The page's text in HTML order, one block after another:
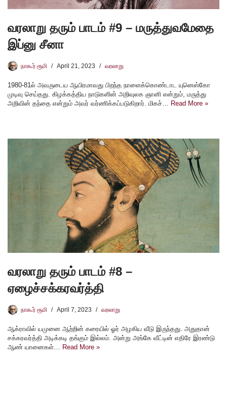
வரலாறு தரும் பாடம் #9 – மருத்துவமேதை
இப்னு சீனா
நாகூர் ரூமி April 21, 2023 வரலாறு
1980-81ல் அவருடைய ஆயிரமாவது பிறந்த நாளைக்கொண்டாட யுனெஸ்கோ
முடிவு செய்தது. கிழக்கத்திய நாடுகளின் அறிவுலக ஞானி என்றும், மருத்து
அறிவின் தந்தை என்றும் அவர் வர்ணிக்கப்படுகிறார். மிகச்… Read More »
வரலாறு தரும் பாடம் #8 –
ஏழைச்சக்கரவர்த்தி
நாகூர் ரூமி April 7, 2023 வரலாறு
ஆக்ராவில் யமுனை ஆற்றின் கரையில் ஓர் அழகிய வீடு இருந்தது. அதுதான்
சக்கரவர்த்தி அடிக்கடி தங்கும் இல்லம். அன்று அங்கே வீட்டின் எதிரே இரண்டு
ஆண் யானைகள்…
Read More »